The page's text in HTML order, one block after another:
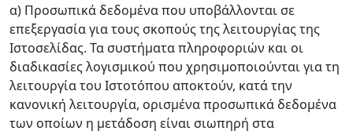
α) Προσωπικά δεδομένα που υποβάλλονται σε
επεξεργασία για τους σκοπούς της λειτουργίας της
Ιστοσελίδας. Τα συστήματα πληροφοριών και οι
διαδικασίες λογισμικού που χρησιμοποιούνται για τη
λειτουργία του Ιστοτόπου αποκτούν, κατά την
κανονική λειτουργία, ορισμένα προσωπικά δεδομένα
των οποίων η μετάδοση είναι σιωπηρή στα